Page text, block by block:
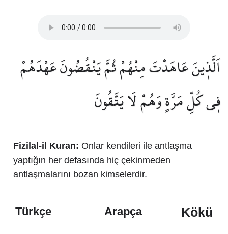
اَلَّذ۪ينَ عَاهَدْتَ مِنْهُمْ ثُمَّ يَنْقُضُونَ عَهْدَهُمْ
ف۪ي كُلِّ مَرَّةٍ وَهُمْ لَا يَتَّقُونَ
Fizilal-il Kuran: Onlar kendileri ile antlaşma
yaptığın her defasında hiç çekinmeden
antlaşmalarını bozan kimselerdir.
Türkçe Arapça Kökü